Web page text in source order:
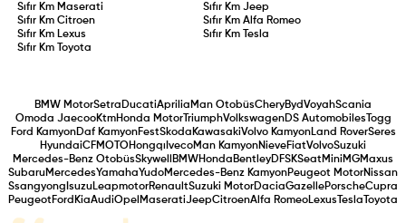
Sıfır Km Maserati Sıfır Km Jeep
Sıfır KmCitroen Sıfır Km Alfa Romeo
Sıfır Km Lexus Sıfır Km
Tesla
Sıfır Km
Toyota
BMW MotorSetra DucatiAprilia Man OtobüsCheryBydVoyahScania
Omoda JaecooKtmHonda MotorTriumphVolkswagenDS Automobiles Togg
Ford KamyonDaf KamyonFestSkoda KawasakiVolvo KamyonLand RoverSeres
HyundaiCFMOTOHongqı IvecoMan KamyonNieveFiatVolvoSuzuki
Mercedes-Benz OtobüsSkywell BMWHonda BentleyDFSKSeatMini MGMaxus
SubaruMercedesYamahaYudoMercedes-Benz KamyonPeugeot MotorNissan
Ssangyong IsuzuLeapmotorRenaultSuzuki MotorDaciaGazellePorscheCupra
PeugeotFord KiaAudiOpel MaseratiJeepCitroenAlfa RomeoLexus Tesla Toyota